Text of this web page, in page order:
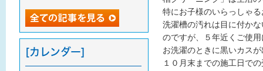
特にお子様のいらっしゃ
洗濯槽の汚れは目に付か
のですが、５年近くご使
お洗濯のときに黒いカス
１０月末までの施工日で
[カレンダー]